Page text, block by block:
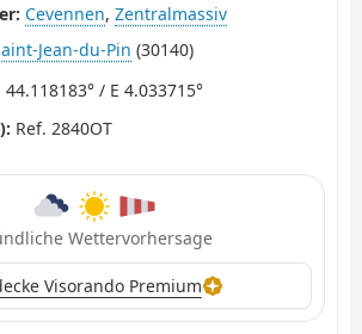
Cevennen, Zentralmassiv
Jean-du-Pin (30140)
44.118183° / E 4.033715°
Ref. 2840OT
Wettervorhersage
Visorando Premium